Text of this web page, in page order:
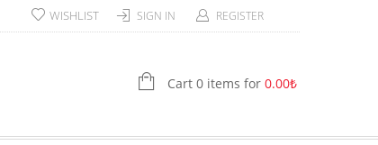
SIGN IN REGISTER
WISHLIST
Cart 0 items for 0.00₺